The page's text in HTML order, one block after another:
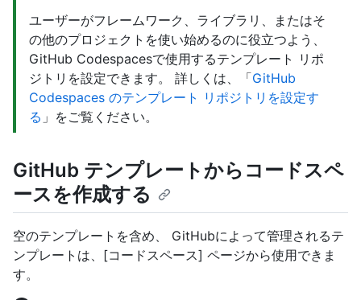
ユーザーがフレームワーク、ライブラリ、またはそ
の他のプロジェクトを使い始めるのに役立つよう、
GitHub Codespacesで使用するテンプレート リポ
ジトリを設定できます。 詳しくは、「GitHub
Codespaces のテンプレート リポジトリを設定す
る 」をご覧ください。
GitHub テンプレートからコードスペ
ースを作成する
空のテンプレートを含め、 GitHubによって管理されるテ
ンプレートは、[コードスペース] ページから使用できま
す。